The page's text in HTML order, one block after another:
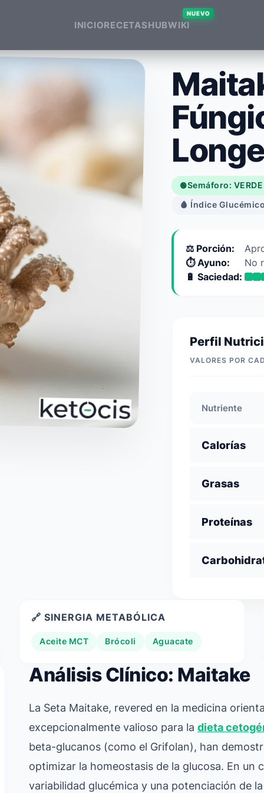
INICIORECETASHUBWIKI
NUEVO
🟢Semáforo: VERDE
🩸 Índice
⚖️ Porción:
⏱️ Ayuno:
No
🔋 Saciedad:
Perfil
VALORES POR
Nutriente
Calorías
Grasas
Proteínas
🔗 SINERGIA METABÓLICA
Aceite MCT Brócoli Aguacate
Análisis Clínico: Maitake
La Seta Maitake, revered en la medicina
excepcionalmente valioso para ladieta
beta-glucanos (como el Grifolan), han
optimizar la homeostasis de la glucosa. En
variabilidad glucémica y una potenciación de